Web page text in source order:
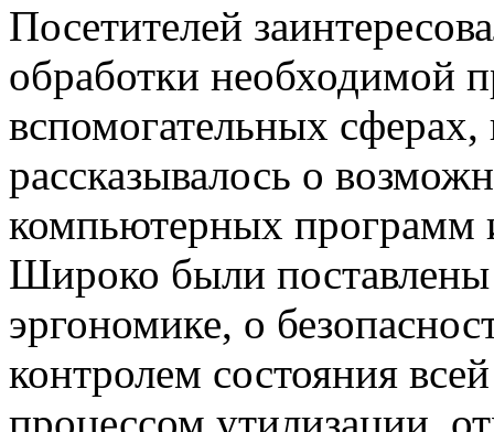
Посетителей
обработки необходимой
вспомогательных
рассказывалось о
компьютерных программ
Широко были
эргономике, о
контролем состояния
процессом утилизации